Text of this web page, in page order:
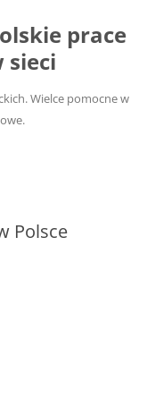
prace
sieci
Wielce pomocne w
Polsce